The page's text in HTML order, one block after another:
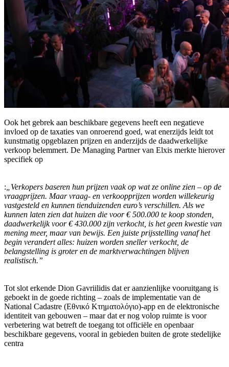
Ook het gebrek aan beschikbare gegevens heeft een negatieve
invloed op de taxaties van onroerend goed, wat enerzijds leidt tot
kunstmatig opgeblazen prijzen en anderzijds de daadwerkelijke
verkoop belemmert. De Managing Partner van Elxis merkte hierover
specifiek op
: „Verkopers baseren hun prijzen vaak op wat ze online zien – op de
vraagprijzen. Maar vraag- en verkoopprijzen worden willekeurig
vastgesteld en kunnen tienduizenden euro’s verschillen. Als we
kunnen laten zien dat huizen die voor € 500.000 te koop stonden,
daadwerkelijk voor € 430.000 zijn verkocht, is het geen kwestie van
mening meer, maar van bewijs. Een juiste prijsstelling vanaf het
begin verandert alles: huizen worden sneller verkocht, de
belangstelling is groter en de marktverwachtingen blijven
realistisch.”
Tot slot erkende Dion Gavriilidis dat er aanzienlijke vooruitgang is
geboekt in de goede richting – zoals de implementatie van de
National Cadastre (Εθνικό Κτηματολόγιο)-app en de elektronische
identiteit van gebouwen – maar dat er nog volop ruimte is voor
verbetering wat betreft de toegang tot officiële en openbaar
beschikbare gegevens, vooral in gebieden buiten de grote stedelijke
centra